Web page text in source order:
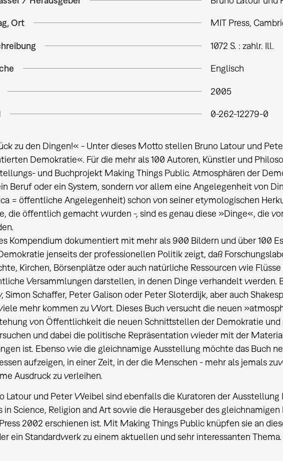
Ort MIT Press,
1072 S. : zahlr. Ill.
Englisch
2005
0-262-12279-0
zu den Dingen!« - Unter dieses Motto stellen Bruno Latour und
Demokratie«. Für die mehr als 100 Autoren, Künstler und
und Buchprojekt Making Things Public. Atmosphären der
Beruf oder ein System, sondern vor allem eine Angelegenheit von
= öffentliche Angelegenheit) schon von seiner etymologischen
die öffentlich gemacht wurden -, sind es genau diese »Dinge«, die
Kompendium dokumentiert mit mehr als 900 Bildern und über 100
jenseits der professionellen Politik zeigt, daß
Kirchen, Börsenplätze oder auch natürliche Ressourcen wie
Versammlungen darstellen, in denen Dinge verhandelt werden.
Simon Schaffer, Peter Galison oder Peter Sloterdijk, aber auch
mehr kommen zu Wort. Dieses Buch versucht die neuen
von Öffentlichkeit die neuen Schnittstellen der Demokratie
und dabei die politische Repräsentation wieder mit der
ist. Ebenso wie die gleichnamige Ausstellung möchte das Buch
aufzeigen, in einer Zeit, in der die Menschen - mehr als jemals
Ausdruck zu verleihen.
Latour und Peter Weibel sind ebenfalls die Kuratoren der Ausstellung
in Science, Religion and Art sowie die Herausgeber des
2002 erschienen ist. Mit Making Things Public knüpfen sie an
ein Standardwerk zu einem aktuellen und sehr interessanten Thema.